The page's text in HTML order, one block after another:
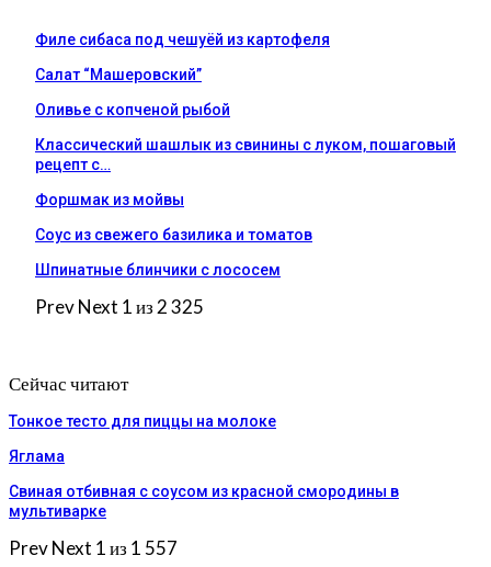
Филе сибаса под чешуёй из картофеля
Салат “Машеровский”
Оливье с копченой рыбой
Классический шашлык из свинины с луком, пошаговый
рецепт с…
Форшмак из мойвы
Соус из свежего базилика и томатов
Шпинатные блинчики с лососем
PrevNext 1 из 2 325
Сейчас читают
Тонкое тесто для пиццы на молоке
Яглама
Свиная отбивная с соусом из красной смородины в
мультиварке
PrevNext 1 из 1 557